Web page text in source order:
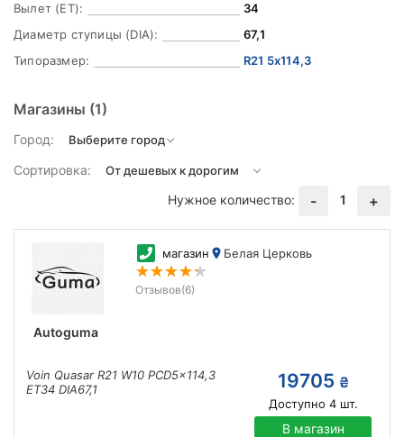
Вылет (ET):
34
Диаметр ступицы (DIA):
67,1
Типоразмер:
R21 5x114,3
Магазины (1)
Город:
Сортировка:
Нужное количество:
- 1 +
Autoguma
магазин Белая Церковь
Отзывов(6)
Voin Quasar R21 W10 PCD5x114,3
ET34 DIA67,1
19705 ₴
Доступно 4шт.
В магазин